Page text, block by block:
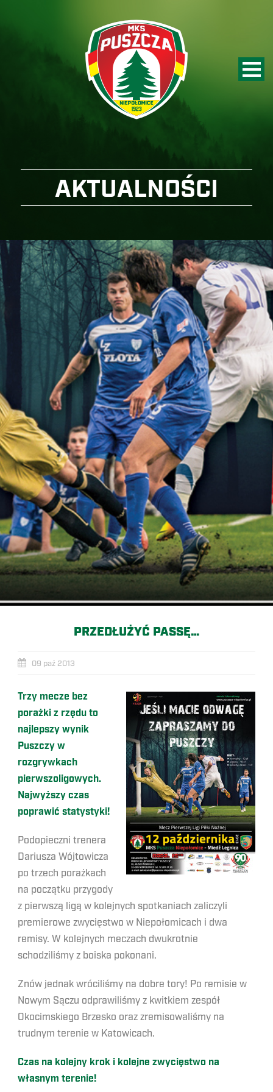
AKTUALNOŚCI
PRZEDŁUŻYĆ PASSĘ…
09 paź 2013
Trzy mecze bez
porażki z rzędu to
najlepszy wynik
Puszczy w
rozgrywkach
pierwszoligowych.
Najwyższy czas
poprawić statystyki!
Podopieczni trenera
Dariusza Wójtowicza
po trzech porażkach
na początku przygody
z pierwszą ligą w kolejnych spotkaniach zaliczyli
premierowe zwycięstwo w Niepołomicach i dwa
remisy. W kolejnych meczach dwukrotnie
schodziliśmy z boiska pokonani.
Znów jednak wróciliśmy na dobre tory! Po remisie w
Nowym Sączu odprawiliśmy z kwitkiem zespół
Okocimskiego Brzesko oraz zremisowaliśmy na
trudnym terenie w Katowicach.
Czas na kolejny krok i kolejne zwycięstwo na
własnym terenie!